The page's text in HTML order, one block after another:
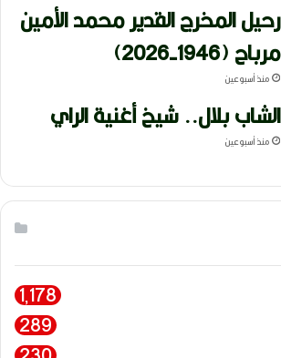
رحيل المخرج القدير محمد الأمين
مرباح (1946-2026)
منذ أسبوعين
الشاب بلال.. شيخ أغنية الراي
منذ أسبوعين
1٬178
289